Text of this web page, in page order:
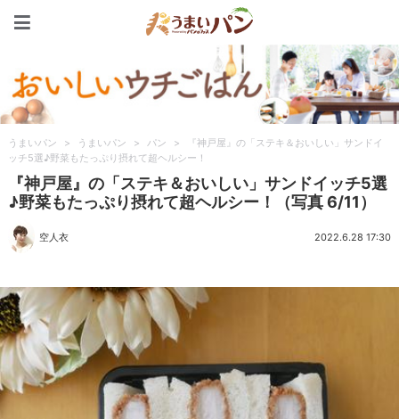
うまいパン > うまいパン > パン >
『神戸屋』の「ステキ＆おいしい」サンドイ
ッチ5選♪野菜もたっぷり摂れて超ヘルシー！
『神戸屋』の「ステキ＆おいしい」サンドイッチ5選
♪野菜もたっぷり摂れて超ヘルシー！（写真 6/11）
空人衣 2022.6.28 17:30